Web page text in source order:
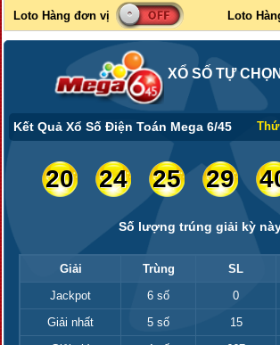
XỔ SỐ TỰ
Kết Quả Xổ Số Điện Toán Mega 6/45 Thứ
20 24 25 29
Số lượng trúng giải kỳ
Giải Trùng SL
Jackpot
6 số 0
Giải nhất
5 số 15